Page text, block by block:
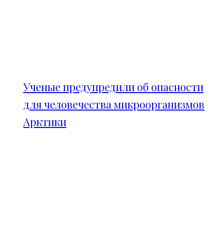
Ученые предупредили об опасности
для человечества микроорганизмов
Арктики